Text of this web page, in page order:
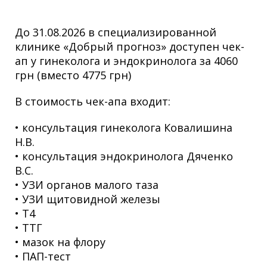
До 31.08.2026 в специализированной
клинике «Добрый прогноз» доступен чек-
ап у гинеколога и эндокринолога за 4060
грн (вместо 4775 грн)
В стоимость чек-апа входит:
• консультация гинеколога Ковалишина
Н.В.
• консультация эндокринолога Дяченко
В.С.
• УЗИ органов малого таза
• УЗИ щитовидной железы
• Т4
• ТТГ
• мазок на флору
• ПАП-тест